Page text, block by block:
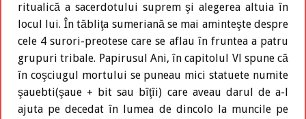
ritualică a sacerdotului suprem şi alegerea altuia în
locul lui. În tăbliţa sumeriană se mai aminteşte despre
cele 4 surori-preotese care se aflau în fruntea a patru
grupuri tribale. Papirusul Ani, în capitolul Vl spune că
în coşciugul mortului se puneau mici statuete numite
şauebti(şaue + bit sau bîţîi) care aveau darul de a-l
ajuta pe decedat în lumea de dincolo la muncile pe